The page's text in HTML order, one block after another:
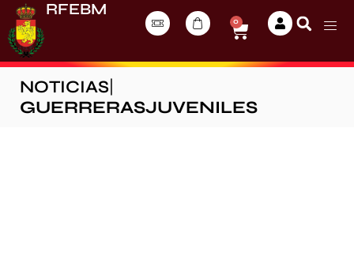
RFEBM
0
NOTICIAS
GUERRERASJUVENILES